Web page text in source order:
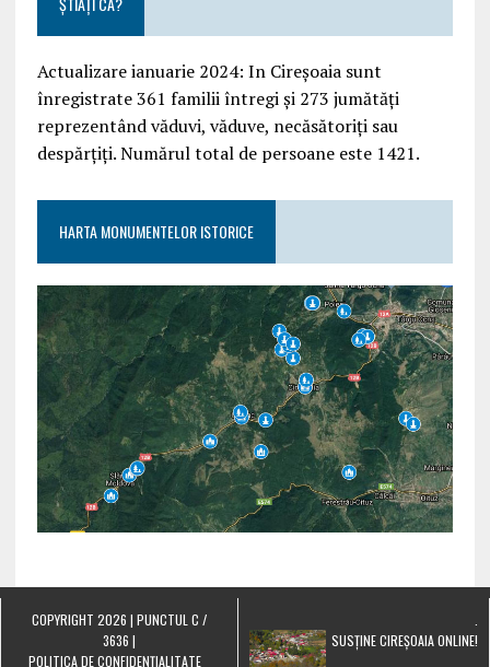
Actualizare ianuarie 2024: In Cireșoaia sunt
înregistrate 361 familii întregi și 273 jumătăți
reprezentând văduvi, văduve, necăsătoriți sau
despărțiți. Numărul total de persoane este 1421.
HARTA MONUMENTELOR ISTORICE
COPYRIGHT 2026 | PUNCTUL C /
3636 |
POLITICA DE CONFIDENȚIALITATE
SUSȚINE CIREȘOAIA ONLINE!